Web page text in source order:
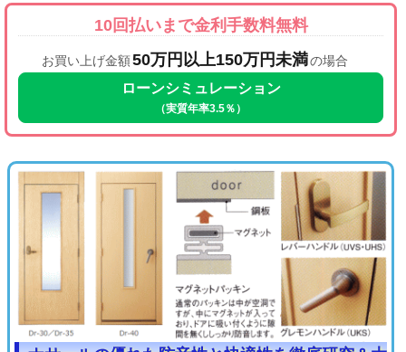
10回払いまで金利手数料無料
お買い上げ金額50万円以上150万円未満の場合
ローンシミュレーション
（実質年率3.5％）